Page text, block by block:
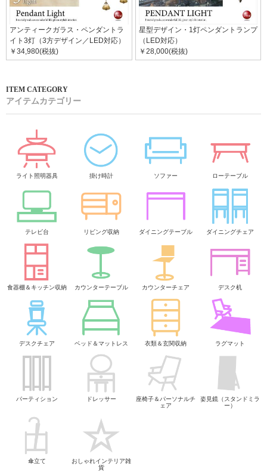
アンティークガラス・ペンダントラ
イト3灯（3方デザイン／LED対応）
￥34,980(税抜)
星型デザイン・1灯ペンダントランプ
（LED対応）
￥28,000(税抜)
アイテムカテゴリー
ライト照明器具 掛け時計 ソファー ローテーブル
テレビ台 リビング収納 ダイニングテーブル ダイニングチェア
食器棚＆キッチン収納 カウンターテーブル カウンターチェア デスク机
デスクチェア ベッド＆マットレス 衣類＆玄関収納 ラグマット
パーティション ドレッサー
座椅子＆パーソナルチ
ェア
姿見鏡（スタンドミラ
ー）
傘立て
おしゃれインテリア雑
貨